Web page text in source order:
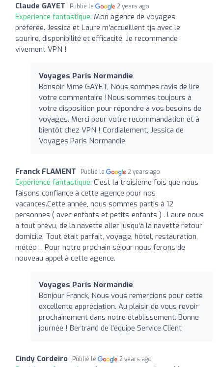
Claude GAYET Publié le 2 years ago
Expérience fantastique: Mon agence de voyages
préférée. Jessica et Laure m'accueillent tjs avec le
sourire, disponibilité et efficacité. Je recommande
vivement VPN !
Voyages Paris Normandie
Bonsoir Mme GAYET, Nous sommes ravis de lire
votre commentaire !Nous sommes toujours à
votre disposition pour répondre à vos besoins de
voyages. Merci pour votre recommandation et à
bientôt chez VPN ! Cordialement, Jessica de
Voyages Paris Normandie
Franck FLAMENT Publié le 2 years ago
Expérience fantastique: C’est la troisième fois que nous
faisons confiance à cette agence pour nos
vacances.Cette année, nous sommes partis à 12
personnes ( avec enfants et petits-enfants ) . Laure nous
a tout prévu, de la navette aller jusqu’à la navette retour
domicile. Tout était parfait, voyage, hôtel, restauration,
météo… Pour notre prochain séjour nous ferons de
nouveau appel à cette agence.
Voyages Paris Normandie
Bonjour Franck, Nous vous remercions pour cette
excellente appréciation. Au plaisir de vous revoir
prochainement dans notre établissement. Bonne
journée ! Bertrand de l'équipe Service Client
Cindy Cordeiro Publié le 2 years ago